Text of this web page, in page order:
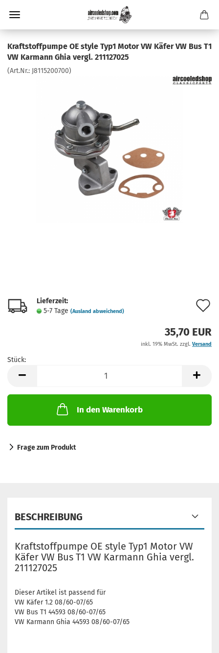
Kraftstoffpumpe OE style Typ1 Motor VW Käfer VW Bus T1
VW Karmann Ghia vergl. 211127025
(Art.Nr.: J8115200700)
Lieferzeit:
5-7 Tage (Ausland abweichend)
35,70 EUR
inkl. 19% MwSt. zzgl. Versand
Stück:
In den Warenkorb
Frage zum Produkt
BESCHREIBUNG
Kraftstoffpumpe OE style Typ1 Motor VW
Käfer VW Bus T1 VW Karmann Ghia vergl.
211127025
Dieser Artikel ist passend für
VW Käfer 1.2 08/60-07/65
VW Bus T1 44593 08/60-07/65
VW Karmann Ghia 44593 08/60-07/65